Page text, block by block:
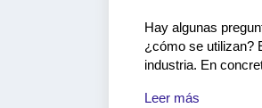
Hay algunas
¿cómo se utilizan?
industria. En
Leer más